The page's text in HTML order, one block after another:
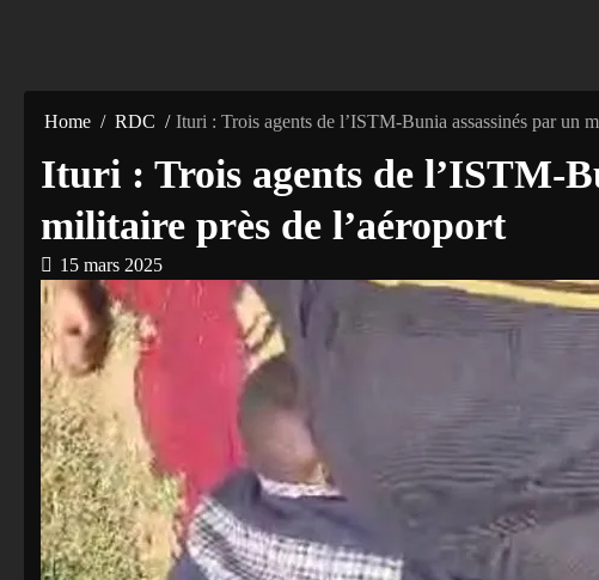
Home RDC Ituri : Trois agents de l’ISTM-Bunia assassinés par un
Ituri : Trois agents de l’ISTM-
militaire près de l’aéroport
15 mars 2025